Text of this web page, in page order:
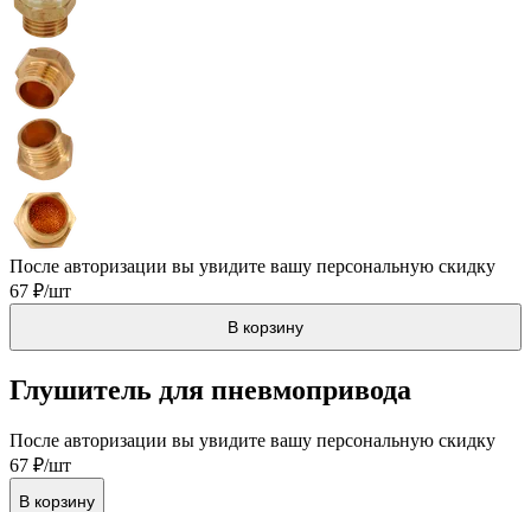
После авторизации вы увидите вашу персональную скидку
67 ₽/шт
В корзину
Глушитель для пневмопривода
После авторизации вы увидите вашу персональную скидку
67 ₽/шт
В корзину